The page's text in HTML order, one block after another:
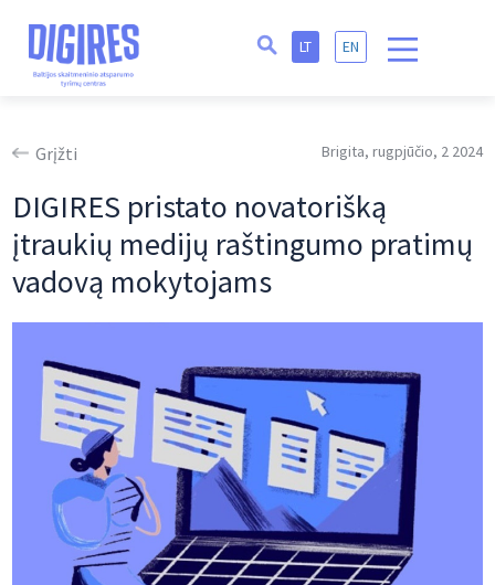
LT EN
Grįžti Brigita, rugpjūčio, 2 2024
DIGIRES pristato novatorišką
įtraukių medijų raštingumo pratimų
vadovą mokytojams